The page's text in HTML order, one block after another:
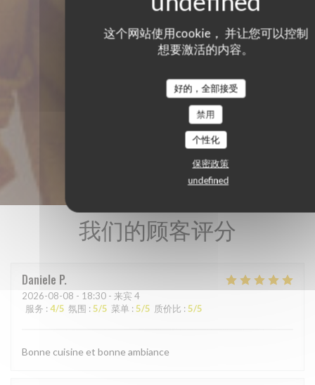
这个网站使用cookie， 并让您可以控制
想要激活的内容。
好的，全部接受
禁用
个性化
保密政策
undefined
我们的顾客评分
Daniele P
2026-08-08 - 18:30 - 来宾 4
服务 : 4/5 氛围 : 5/5 菜单 : 5/5 质价比 : 5/5
Bonne cuisine et bonne ambiance